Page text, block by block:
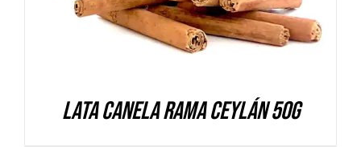
Lata Canela rama Ceylán 50g